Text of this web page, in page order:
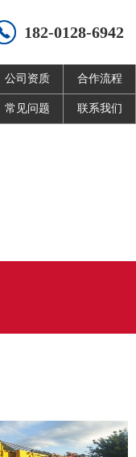
182-0128-6942
公司资质 合作流程
常见问题 联系我们